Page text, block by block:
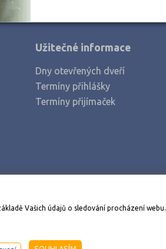
Adresář škol
Užitečné informace
Dny otevřených dveří
Termíny přihlášky
Termíny přijímaček
, s.r.o., stránky vytvořilo
Vašich údajů o sledování procházení webu.